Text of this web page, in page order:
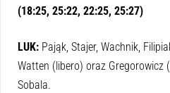
(18:25, 25:22, 22:25, 25:27)
LUK: Pająk, Stajer, Wachnik,
Watten (libero) oraz Gregorowicz
Sobala.